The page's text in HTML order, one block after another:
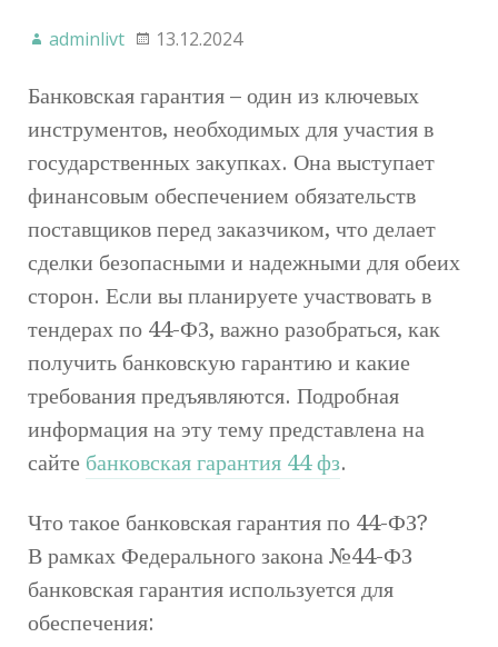
adminlivt 13.12.2024
Банковская гарантия – один из ключевых
инструментов, необходимых для участия в
государственных закупках. Она выступает
финансовым обеспечением обязательств
поставщиков перед заказчиком, что делает
сделки безопасными и надежными для обеих
сторон. Если вы планируете участвовать в
тендерах по 44-ФЗ, важно разобраться, как
получить банковскую гарантию и какие
требования предъявляются. Подробная
информация на эту тему представлена на
сайте банковская гарантия 44 фз.
Что такое банковская гарантия по 44-ФЗ?
В рамках Федерального закона №44-ФЗ
банковская гарантия используется для
обеспечения: